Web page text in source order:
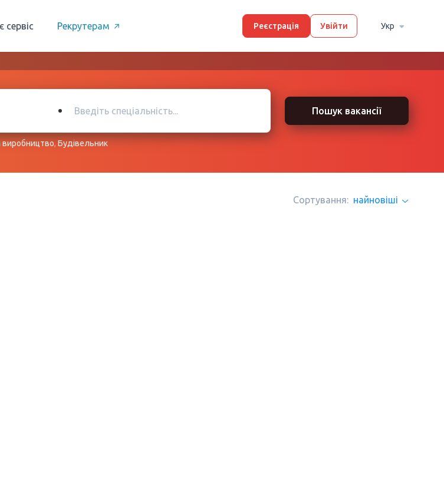
сервіс Рекрутерам Реєстрація Увійти Укр
Пошук вакансії
виробництво,Будівельник
Сортування: найновіші